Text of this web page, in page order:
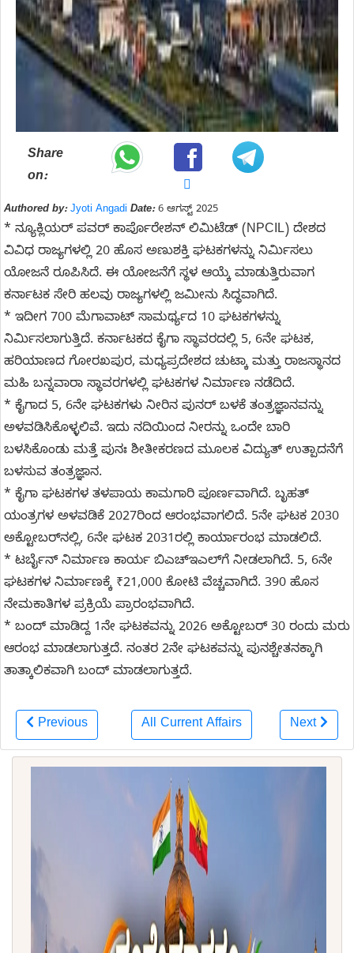
Share
on:
Authored by: Jyoti Angadi Date:6 ಆಗಸ್ಟ್ 2025
* ನ್ಯೂಕ್ಲಿಯರ್ ಪವರ್ ಕಾರ್ಪೊರೇಶನ್ ಲಿಮಿಟೆಡ್ (NPCIL) ದೇಶದ
ವಿವಿಧ ರಾಜ್ಯಗಳಲ್ಲಿ 20 ಹೊಸ ಅಣುಶಕ್ತಿ ಘಟಕಗಳನ್ನು ನಿರ್ಮಿಸಲು
ಯೋಜನೆ ರೂಪಿಸಿದೆ. ಈ ಯೋಜನೆಗೆ ಸ್ಥಳ ಆಯ್ಕೆ ಮಾಡುತ್ತಿರುವಾಗ
ಕರ್ನಾಟಕ ಸೇರಿ ಹಲವು ರಾಜ್ಯಗಳಲ್ಲಿ ಜಮೀನು ಸಿದ್ಧವಾಗಿದೆ.
* ಇದೀಗ 700 ಮೆಗಾವಾಟ್ ಸಾಮರ್ಥ್ಯದ 10 ಘಟಕಗಳನ್ನು
ನಿರ್ಮಿಸಲಾಗುತ್ತಿದೆ. ಕರ್ನಾಟಕದ ಕೈಗಾ ಸ್ಥಾವರದಲ್ಲಿ 5, 6ನೇ ಘಟಕ,
ಹರಿಯಾಣದ ಗೋರಖಪುರ, ಮಧ್ಯಪ್ರದೇಶದ ಚುಟ್ಕಾ ಮತ್ತು ರಾಜಸ್ಥಾನದ
ಮಹಿ ಬನ್ನವಾರಾ ಸ್ಥಾವರಗಳಲ್ಲಿ ಘಟಕಗಳ ನಿರ್ಮಾಣ ನಡೆದಿದೆ.
* ಕೈಗಾದ 5, 6ನೇ ಘಟಕಗಳು ನೀರಿನ ಪುನರ್ ಬಳಕೆ ತಂತ್ರಜ್ಞಾನವನ್ನು
ಅಳವಡಿಸಿಕೊಳ್ಳಲಿವೆ. ಇದು ನದಿಯಿಂದ ನೀರನ್ನು ಒಂದೇ ಬಾರಿ
ಬಳಸಿಕೊಂಡು ಮತ್ತೆ ಪುನಃ ಶೀತೀಕರಣದ ಮೂಲಕ ವಿದ್ಯುತ್ ಉತ್ಪಾದನೆಗೆ
ಬಳಸುವ ತಂತ್ರಜ್ಞಾನ.
* ಕೈಗಾ ಘಟಕಗಳ ತಳಪಾಯ ಕಾಮಗಾರಿ ಪೂರ್ಣವಾಗಿದೆ. ಬೃಹತ್
ಯಂತ್ರಗಳ ಅಳವಡಿಕೆ 2027ರಿಂದ ಆರಂಭವಾಗಲಿದೆ. 5ನೇ ಘಟಕ 2030
ಅಕ್ಟೋಬರ್‌ನಲ್ಲಿ, 6ನೇ ಘಟಕ 2031ರಲ್ಲಿ ಕಾರ್ಯಾರಂಭ ಮಾಡಲಿದೆ.
* ಟರ್ಬೈನ್ ನಿರ್ಮಾಣ ಕಾರ್ಯ ಬಿಎಚ್‌ಇಎಲ್‌ಗೆ ನೀಡಲಾಗಿದೆ. 5, 6ನೇ
ಘಟಕಗಳ ನಿರ್ಮಾಣಕ್ಕೆ ₹21,000 ಕೋಟಿ ವೆಚ್ಚವಾಗಿದೆ. 390 ಹೊಸ
ನೇಮಕಾತಿಗಳ ಪ್ರಕ್ರಿಯೆ ಪ್ರಾರಂಭವಾಗಿದೆ.
* ಬಂದ್ ಮಾಡಿದ್ದ 1ನೇ ಘಟಕವನ್ನು 2026 ಅಕ್ಟೋಬರ್ 30 ರಂದು ಮರು
ಆರಂಭ ಮಾಡಲಾಗುತ್ತದೆ. ನಂತರ 2ನೇ ಘಟಕವನ್ನು ಪುನಶ್ಚೇತನಕ್ಕಾಗಿ
ತಾತ್ಕಾಲಿಕವಾಗಿ ಬಂದ್ ಮಾಡಲಾಗುತ್ತದೆ.
Previous All Current Affairs Next